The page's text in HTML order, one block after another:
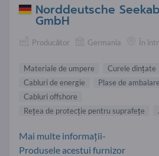
Norddeutsche
GmbH
Producător Germania În
Materiale de umpere
Curele dinţate
Cabluri de energie
Plase de ambalare
Cabluri offshore
Reţea de protecţie pentru suprafeţe
Mai multe informații-
Produsele acestui furnizor